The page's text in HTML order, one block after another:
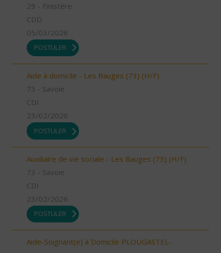
29 - Finistère
CDD
05/03/2026
POSTULER
Aide à domicile - Les Bauges (73) (H/F)
73 - Savoie
CDI
23/02/2026
POSTULER
Auxiliaire de vie sociale - Les Bauges (73) (H/F)
73 - Savoie
CDI
23/02/2026
POSTULER
Aide-Soignant(e) à Domicile PLOUGASTEL-